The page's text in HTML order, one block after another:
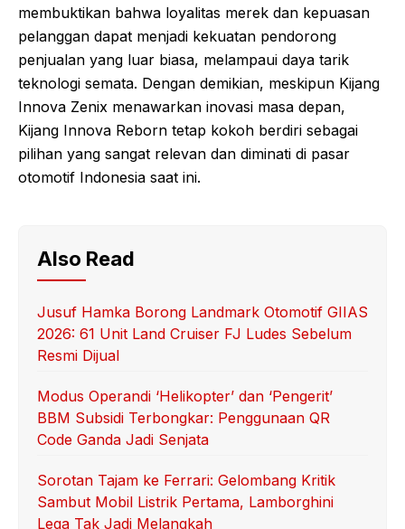
membuktikan bahwa loyalitas merek dan kepuasan
pelanggan dapat menjadi kekuatan pendorong
penjualan yang luar biasa, melampaui daya tarik
teknologi semata. Dengan demikian, meskipun Kijang
Innova Zenix menawarkan inovasi masa depan,
Kijang Innova Reborn tetap kokoh berdiri sebagai
pilihan yang sangat relevan dan diminati di pasar
otomotif Indonesia saat ini.
Also Read
Jusuf Hamka Borong Landmark Otomotif GIIAS
2026: 61 Unit Land Cruiser FJ Ludes Sebelum
Resmi Dijual
Modus Operandi ‘Helikopter’ dan ‘Pengerit’
BBM Subsidi Terbongkar: Penggunaan QR
Code Ganda Jadi Senjata
Sorotan Tajam ke Ferrari: Gelombang Kritik
Sambut Mobil Listrik Pertama, Lamborghini
Lega Tak Jadi Melangkah